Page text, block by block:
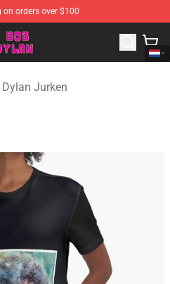
on orders over $100
Bob Dylan Merchandise Shop
Dylan Jurken